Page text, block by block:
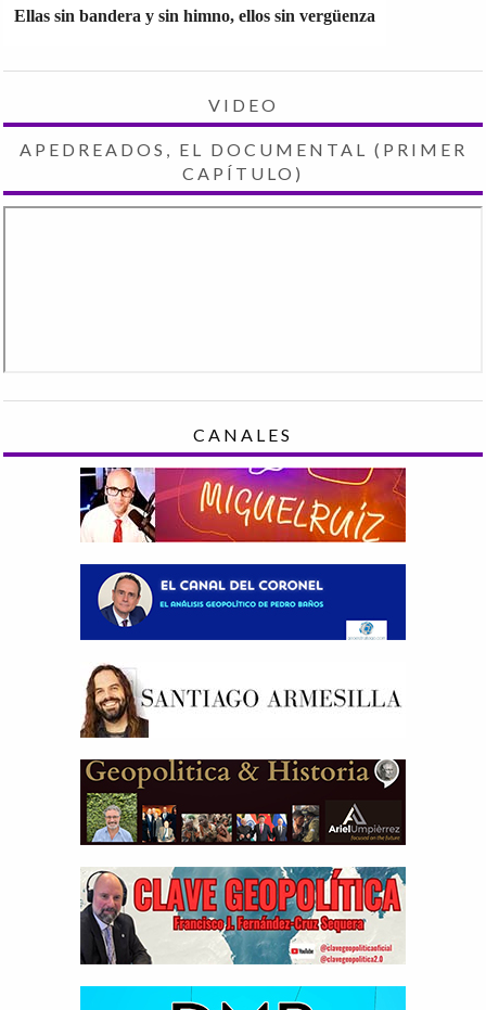
Ellas sin bandera y sin himno, ellos sin vergüenza
VIDEO
APEDREADOS, EL DOCUMENTAL (PRIMER
CAPÍTULO)
CANALES